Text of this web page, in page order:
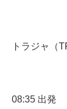
トラジャ（
08:35 出発